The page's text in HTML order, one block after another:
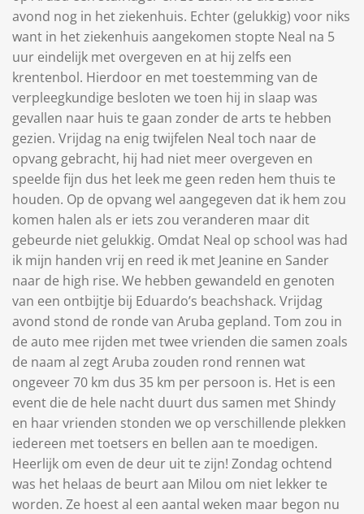
avond nog in het ziekenhuis. Echter (gelukkig) voor niks
want in het ziekenhuis aangekomen stopte Neal na 5
uur eindelijk met overgeven en at hij zelfs een
krentenbol. Hierdoor en met toestemming van de
verpleegkundige besloten we toen hij in slaap was
gevallen naar huis te gaan zonder de arts te hebben
gezien. Vrijdag na enig twijfelen Neal toch naar de
opvang gebracht, hij had niet meer overgeven en
speelde fijn dus het leek me geen reden hem thuis te
houden. Op de opvang wel aangegeven dat ik hem zou
komen halen als er iets zou veranderen maar dit
gebeurde niet gelukkig. Omdat Neal op school was had
ik mijn handen vrij en reed ik met Jeanine en Sander
naar de high rise. We hebben gewandeld en genoten
van een ontbijtje bij Eduardo’s beachshack. Vrijdag
avond stond de ronde van Aruba gepland. Tom zou in
de auto mee rijden met twee vrienden die samen zoals
de naam al zegt Aruba zouden rond rennen wat
ongeveer 70 km dus 35 km per persoon is. Het is een
event die de hele nacht duurt dus samen met Shindy
en haar vrienden stonden we op verschillende plekken
iedereen met toetsers en bellen aan te moedigen.
Heerlijk om even de deur uit te zijn! Zondag ochtend
was het helaas de beurt aan Milou om niet lekker te
worden. Ze hoest al een aantal weken maar begon nu